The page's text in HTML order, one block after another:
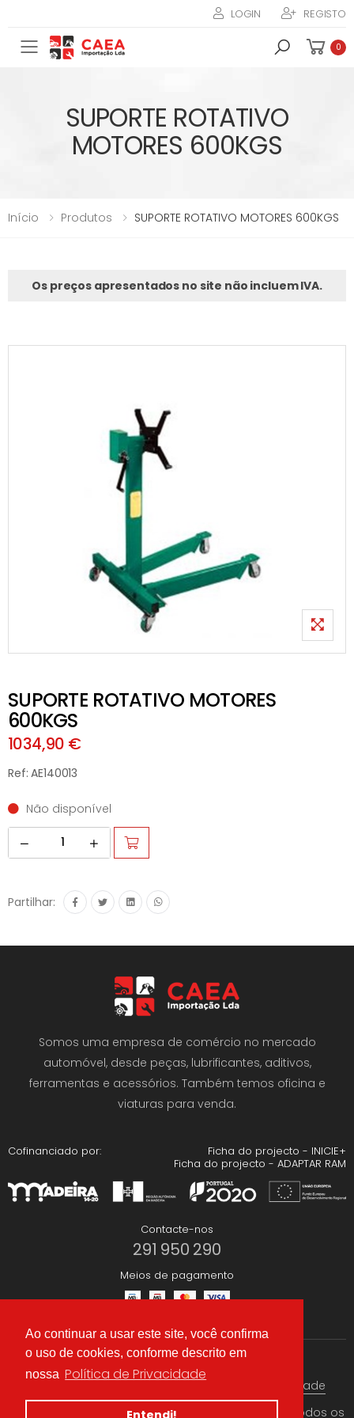
Ao continuar a usar este site, você confirma
o uso de cookies, conforme descrito em
nossa Política de Privacidade
LOGIN REGISTO
Toggle mobile menu 0
SUPORTE ROTATIVO
MOTORES 600KGS
Início Produtos SUPORTE ROTATIVO MOTORES 600KGS
Os preços apresentados no site não incluem IVA.
SUPORTE ROTATIVO MOTORES
600KGS
1034,90 €
Ref: AE140013
Não disponível
Partilhar:
Somos uma empresa de comércio no mercado
automóvel, desde peças, lubrificantes, aditivos,
ferramentas e acessórios. Também temos oficina e
viaturas para venda.
Cofinanciado por:
Ficha do projecto - INICIE+
Ficha do projecto - ADAPTAR RAM
Contacte-nos
291 950 290
Meios de pagamento
© 2026 CAEA Importação Lda. Criado por . Todos os
Termos & condições Política de Privacidade
Redes Sociais